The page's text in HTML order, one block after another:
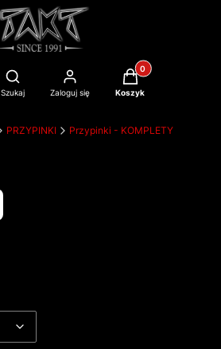
Otwórz wyszukiwarkę
Szukaj Zaloguj się
Produkty w
Koszyk
PRZYPINKI Przypinki - KOMPLETY